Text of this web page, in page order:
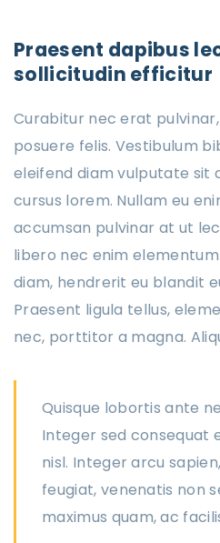
Praesent dapibus
sollicitudin efficitur
Curabitur nec erat
posuere felis. Vestibulum
eleifend diam vulputate sit
cursus lorem. Nullam eu
accumsan pulvinar at ut
libero nec enim
diam, hendrerit eu blandit
Praesent ligula tellus,
nec, porttitor a magna.
Quisque lobortis ante
Integer sed consequat
nisl. Integer arcu
feugiat, venenatis non
maximus quam, ac